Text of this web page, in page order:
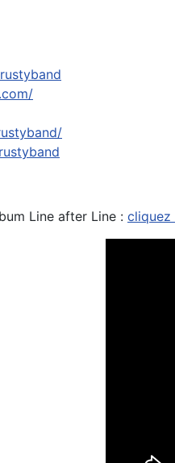
Line after Line : cliquez